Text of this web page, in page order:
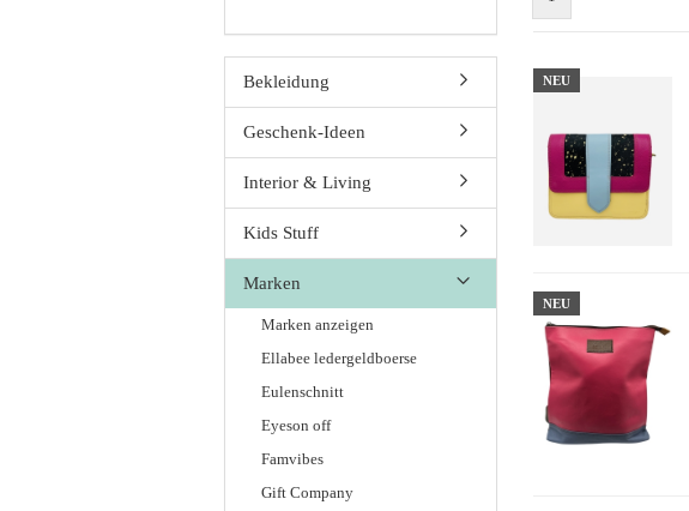
NEU
NEU
Bekleidung
Geschenk-Ideen
Interior & Living
Kids Stuff
Marken
Marken anzeigen
Ellabee ledergeldboerse
Eulenschnitt
Eyeson off
Famvibes
Gift Company